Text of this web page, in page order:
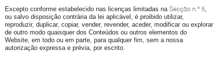
Excepto conforme estabelecido nas licenças limitadas na Secção n.º 5,
ou salvo disposição contrária da lei aplicável, é proibido utilizar,
reproduzir, duplicar, copiar, vender, revender, aceder, modificar ou explorar
de outro modo quaisquer dos Conteúdos ou outros elementos do
Website, em todo ou em parte, para qualquer fim, sem a nossa
autorização expressa e prévia, por escrito.